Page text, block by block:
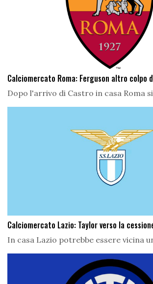
Calciomercato Roma: Ferguson altro colpo
Dopo l'arrivo di Castro in casa Roma
Calciomercato Lazio: Taylor verso la
In casa Lazio potrebbe essere vicina